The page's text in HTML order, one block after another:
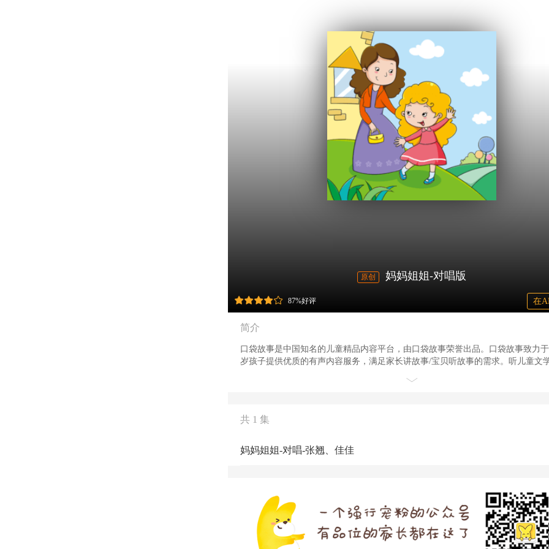
原创 妈妈姐姐-对唱版
87%好评 在
简介
口袋故事是中国知名的儿童精品内容平台，由口袋故事荣誉出品。口袋故事致力
岁孩子提供优质的有声内容服务，满足家长讲故事/宝贝听故事的需求。听儿童文
共 1 集
妈妈姐姐-对唱-张翘、佳佳